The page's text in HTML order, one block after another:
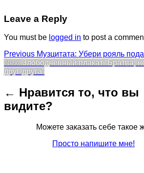
Leave a Reply
You must be logged in to post a
Post
navigation
Previous Previous
post:
Музцитата: Убери рояль
Next Next
post:
Злободневный плакат “Братва,
друг-друга”
← Нравится то, что вы
видите?
Можете заказать себе такое
Просто напишите мне!